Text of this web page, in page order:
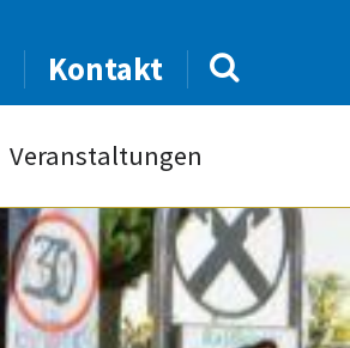
Kontakt
Veranstaltungen